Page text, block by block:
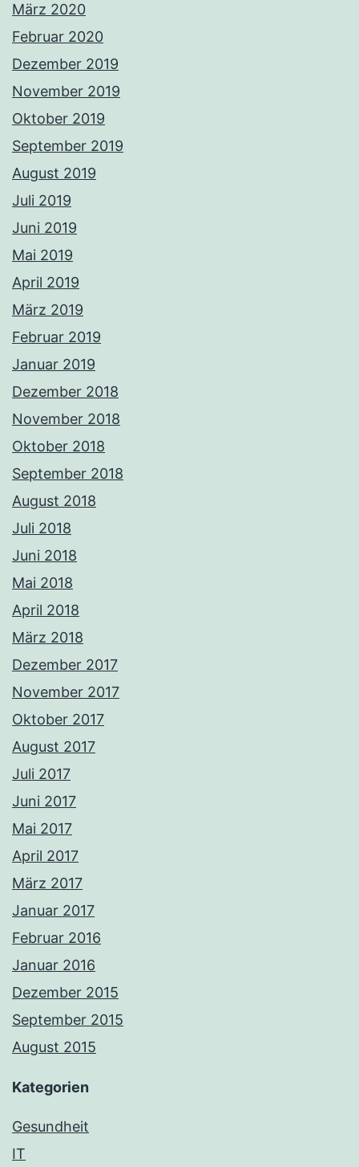
März 2020
Februar 2020
Dezember 2019
November 2019
Oktober 2019
September 2019
August 2019
Juli 2019
Juni 2019
Mai 2019
April 2019
März 2019
Februar 2019
Januar 2019
Dezember 2018
November 2018
Oktober 2018
September 2018
August 2018
Juli 2018
Juni 2018
Mai 2018
April 2018
März 2018
Dezember 2017
November 2017
Oktober 2017
August 2017
Juli 2017
Juni 2017
Mai 2017
April 2017
März 2017
Januar 2017
Februar 2016
Januar 2016
Dezember 2015
September 2015
August 2015
Kategorien
Gesundheit
IT